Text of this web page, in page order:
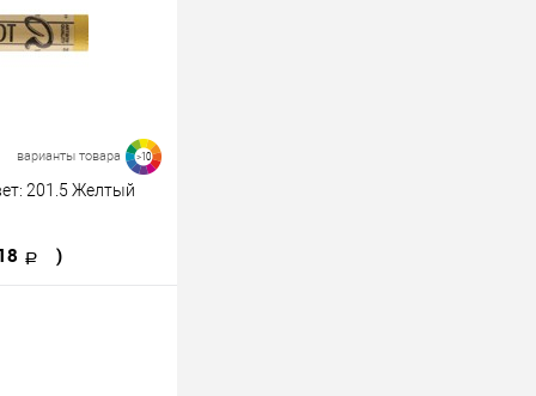
В наличии
042
варианты товара >10
201.5 Желтый
)